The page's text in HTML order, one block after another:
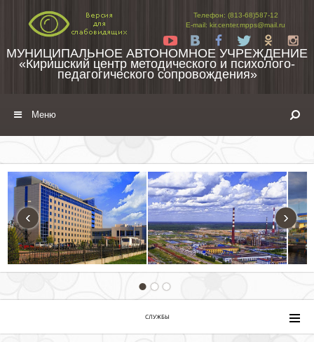
Телефон: (813-68)587-12
E-mail: kir.center.mpps@mail.ru
Yt
Tw
МУНИЦИПАЛЬНОЕ АВТОНОМНОЕ УЧРЕЖДЕНИЕ
«Киришский центр методического и психолого-
педагогического сопровождения»
Меню
‹ ›
СЛУЖБЫ